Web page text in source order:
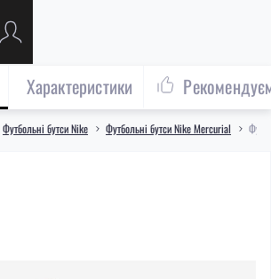
Футбольні бутси Nike Футбольні бутси Nike Mercurial
Характеристики